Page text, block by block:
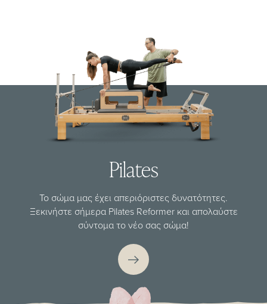
Pilates
Το σώμα μας έχει απεριόριστες δυνατότητες.
Ξεκινήστε σήμερα Pilates Reformer και απολαύστε
σύντομα το νέο σας σώμα!